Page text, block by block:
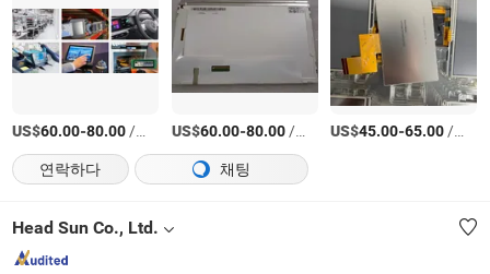
US$60.00-80.00/상품 US$60.00-80.00/상품 US$45.00-65.00/상품
연락하다
채팅
Head Sun Co., Ltd.